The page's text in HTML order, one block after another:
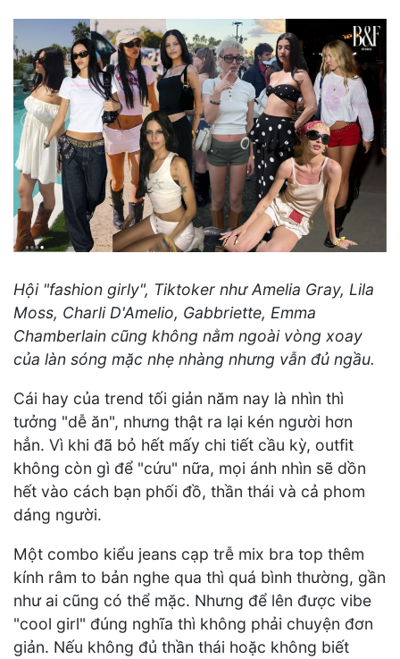
Hội "fashion girly", Tiktoker như Amelia Gray, Lila
Moss, Charli D'Amelio, Gabbriette, Emma
Chamberlain cũng không nằm ngoài vòng xoay
của làn sóng mặc nhẹ nhàng nhưng vẫn đủ ngầu.
Cái hay của trend tối giản năm nay là nhìn thì
tưởng "dễ ăn", nhưng thật ra lại kén người hơn
hẳn. Vì khi đã bỏ hết mấy chi tiết cầu kỳ, outfit
không còn gì để "cứu" nữa, mọi ánh nhìn sẽ dồn
hết vào cách bạn phối đồ, thần thái và cả phom
dáng người.
Một combo kiểu jeans cạp trễ mix bra top thêm
kính râm to bản nghe qua thì quá bình thường, gần
như ai cũng có thể mặc. Nhưng để lên được vibe
"cool girl" đúng nghĩa thì không phải chuyện đơn
giản. Nếu không đủ thần thái hoặc không biết